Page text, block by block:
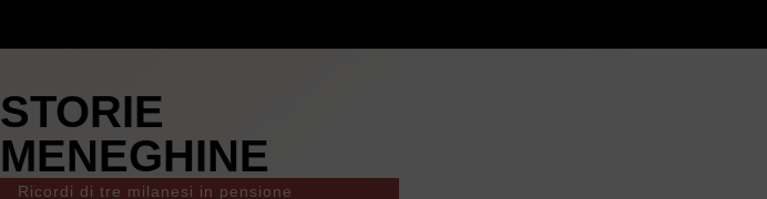
STORIE
MENEGHINE
Ricordi di tre milanesi in pensione